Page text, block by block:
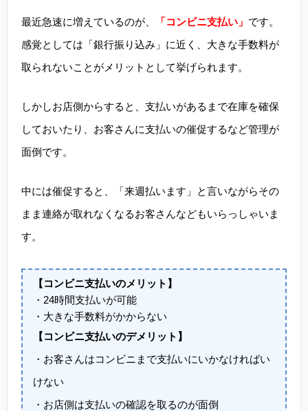
最近急速に増えているのが、 「コンビニ支払い」 です。
感覚としては「銀行振り込み」に近く、大きな手数料が
取られないことがメリットとして挙げられます。
しかしお店側からすると、支払いがあるまで在庫を確保
しておいたり、お客さんに支払いの催促するなど管理が
面倒です。
中には催促すると、「来週払います」と言いながらその
まま連絡が取れなくなるお客さんなどもいらっしゃいま
す。
【コンビニ支払いのメリット】
・24時間支払いが可能
・大きな手数料がかからない
【コンビニ支払いのデメリット】
・お客さんはコンビニまで支払いにいかなければい
けない
・お店側は支払いの確認を取るのが面倒